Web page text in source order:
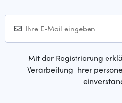
Mit der Registrierung
Verarbeitung Ihrer